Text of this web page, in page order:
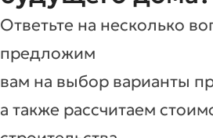
Ответьте на несколько
предложим
вам на выбор варианты
а также рассчитаем